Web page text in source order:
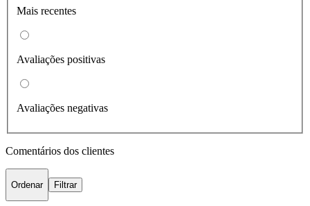
Mais recentes
Avaliações positivas
Avaliações negativas
Comentários dos clientes
Ordenar Filtrar